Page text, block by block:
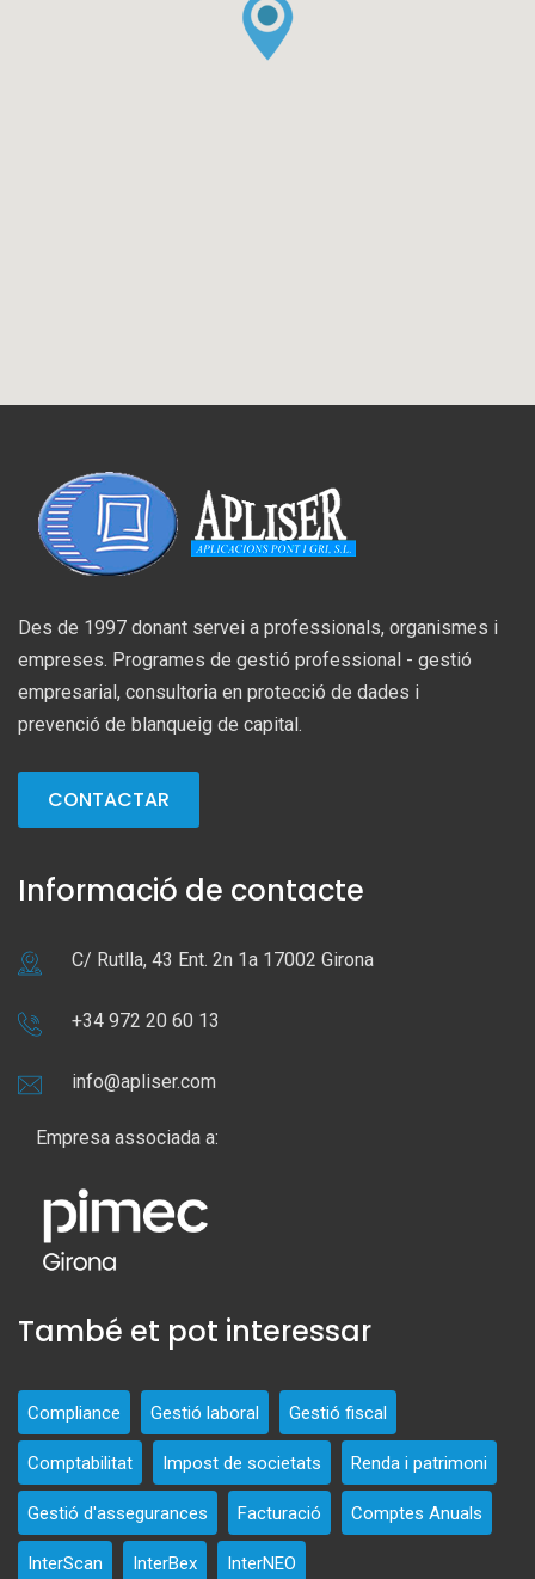
Des de 1997 donant servei a professionals, organismes i
empreses. Programes de gestió professional - gestió
empresarial, consultoria en protecció de dades i
prevenció de blanqueig de capital.
CONTACTAR
Informació de contacte
C/ Rutlla, 43 Ent. 2n 1a 17002 Girona
+34 972 20 60 13
info@apliser.com
Empresa associada a:
També et pot interessar
Compliance Gestió laboral Gestió fiscal
Comptabilitat Impost de societats Renda i patrimoni
Gestió d'assegurances Facturació Comptes Anuals
InterScan InterBex InterNEO